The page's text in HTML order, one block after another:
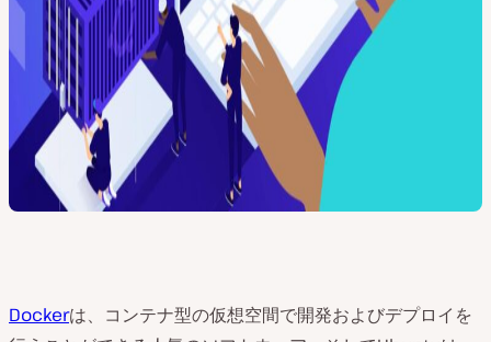
Dockerは、コンテナ型の仮想空間で開発およびデプロイを